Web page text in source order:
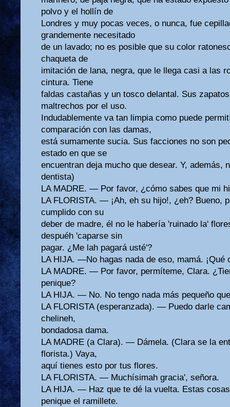
polvo y el hollín de
Londres y muy pocas veces, o nunca, fue
grandemente necesitado
de un lavado; no es posible que su color
chaqueta de
imitación de lana, negra, que le llega casi a las
cintura. Tiene
faldas castañas y un tosco delantal. Sus
maltrechos por el uso.
Indudablemente va tan limpia como puede
comparación con las damas,
está sumamente sucia. Sus facciones no son
estado en que se
encuentran deja mucho que desear. Y, además,
dentista)
LA MADRE. — Por favor, ¿cómo sabes que mi
LA FLORISTA. — ¡Ah, eh su hijo!, ¿eh? Bueno,
cumplido con su
deber de madre, él no le habería 'ruinado la'
despuéh 'caparse sin
pagar. ¿Me lah pagará usté'?
LA HIJA. —No hagas nada de eso, mamá. ¡Qué
LA MADRE. — Por favor, permíteme, Clara.
penique?
LA HIJA. — No. No tengo nada más pequeño
LA FLORISTA (esperanzada). — Puedo darle
chelineh,
bondadosa dama.
LA MADRE (a Clara). — Dámela. (Clara se la
florista.) Vaya,
aquí tienes esto por tus flores.
LA FLORISTA. — Muchísimah gracia', señora.
LA HIJA. — Haz que te dé la vuelta. Estas
penique el ramillete.